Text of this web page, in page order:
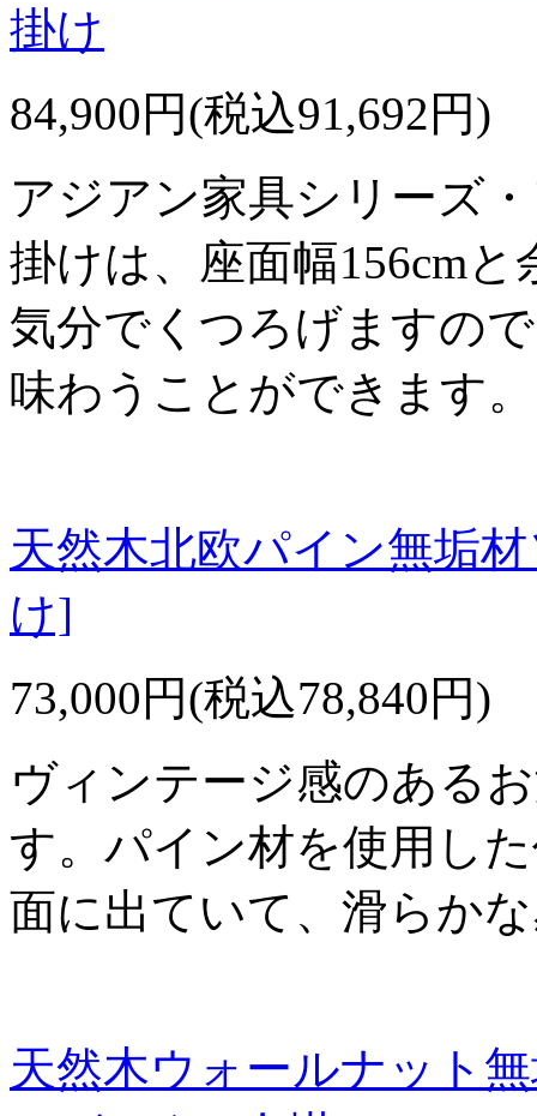
掛け
84,900円(税込91,692円)
アジアン家具シリーズ
掛けは、座面幅156cm
気分でくつろげますの
味わうことができます。
天然木北欧パイン無垢
け]
73,000円(税込78,840円)
ヴィンテージ感のある
す。パイン材を使用し
面に出ていて、滑らか
天然木ウォールナット